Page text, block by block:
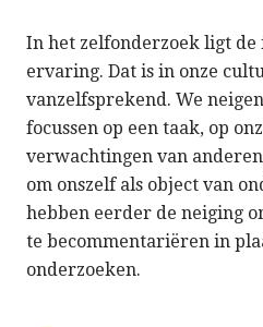
In het zelfonderzoek ligt de
ervaring. Dat is in onze
vanzelfsprekend. We
focussen op een taak, op
verwachtingen van
om onszelf als object van
hebben eerder de neiging
te becommentariëren in
onderzoeken.